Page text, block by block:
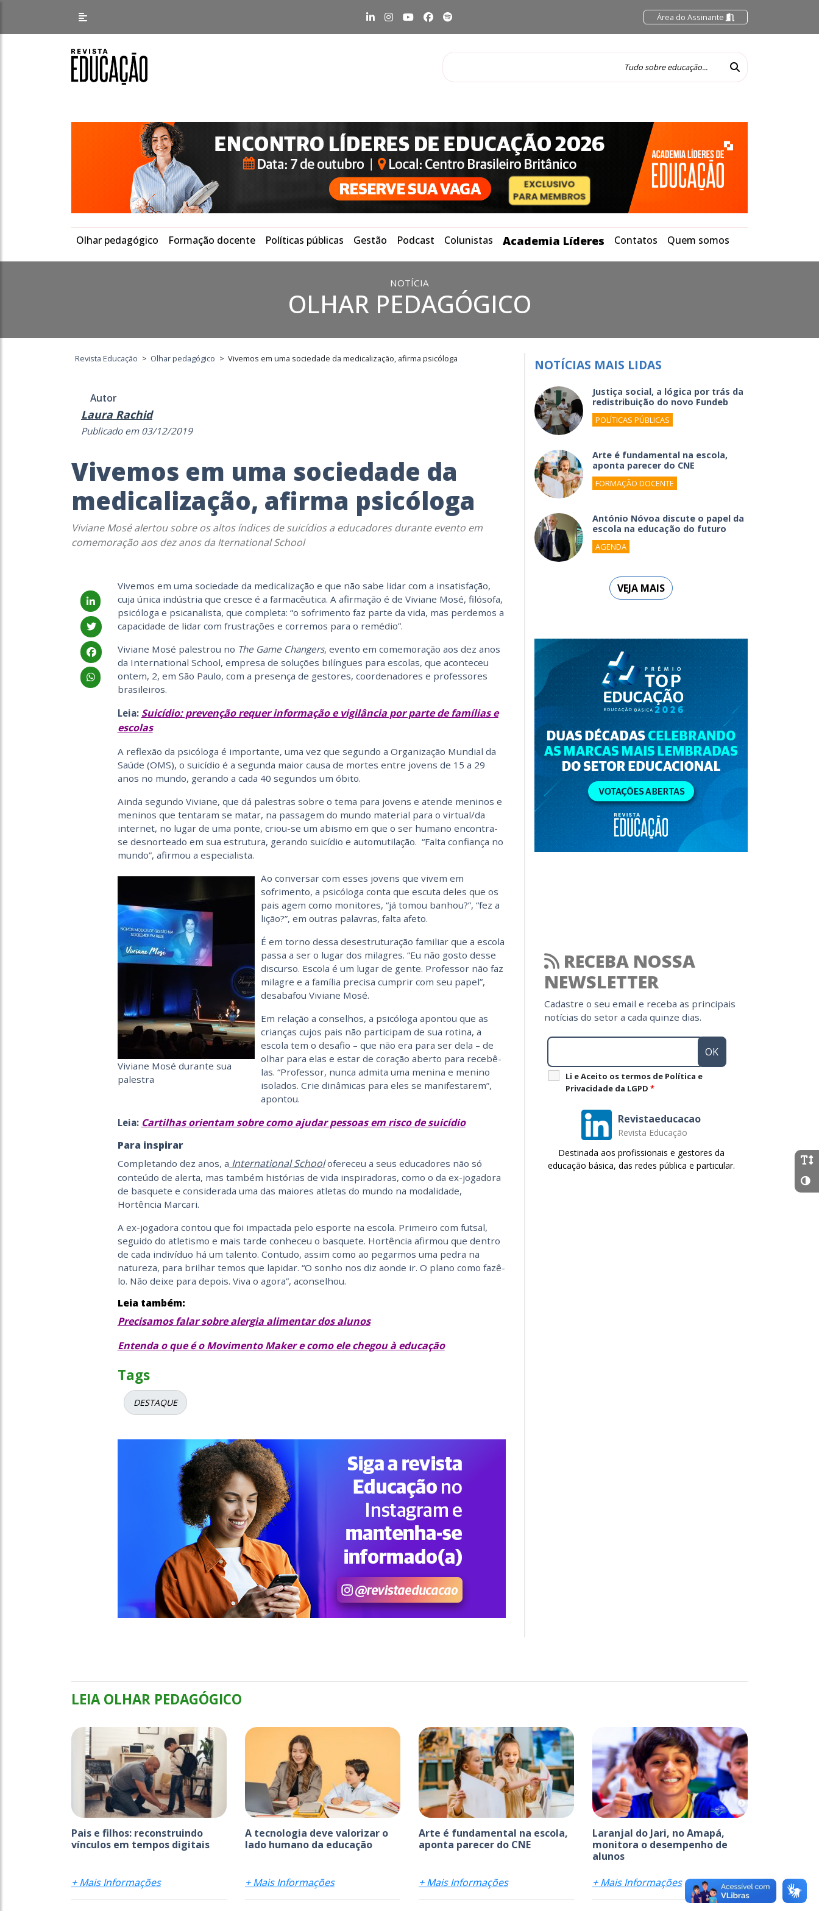
Área do Assinante
Olhar pedagógico Formação docente Políticas públicas Gestão Podcast Colunistas Academia Líderes Contatos Quem somos
NOTÍCIA
OLHAR PEDAGÓGICO
Revista Educação > Olhar pedagógico > Vivemos em uma sociedade da medicalização, afirma psicóloga
Autor
Laura Rachid
Publicado em 03/12/2019
Vivemos em uma sociedade da
medicalização, afirma psicóloga
Viviane Mosé alertou sobre os altos índices de suicídios a educadores durante evento em
comemoração aos dez anos da Iternational School
Vivemos em uma sociedade da medicalização e que não sabe lidar com a insatisfação,
cuja única indústria que cresce é a farmacêutica. A afirmação é de Viviane Mosé, filósofa,
psicóloga e psicanalista, que completa: “o sofrimento faz parte da vida, mas perdemos a
capacidade de lidar com frustrações e corremos para o remédio”.
Viviane Mosé palestrou no The Game Changers, evento em comemoração aos dez anos
da International School, empresa de soluções bilíngues para escolas, que aconteceu
ontem, 2, em São Paulo, com a presença de gestores, coordenadores e professores
brasileiros.
Leia: Suicídio: prevenção requer informação e vigilância por parte de famílias e
escolas
A reflexão da psicóloga é importante, uma vez que segundo a Organização Mundial da
Saúde (OMS), o suicídio é a segunda maior causa de mortes entre jovens de 15 a 29
anos no mundo, gerando a cada 40 segundos um óbito.
Ainda segundo Viviane, que dá palestras sobre o tema para jovens e atende meninos e
meninos que tentaram se matar, na passagem do mundo material para o virtual/da
internet, no lugar de uma ponte, criou-se um abismo em que o ser humano encontra-
se desnorteado em sua estrutura, gerando suicídio e automutilação. “Falta confiança no
mundo”, afirmou a especialista.
Viviane Mosé durante sua
palestra
Ao conversar com esses jovens que vivem em
sofrimento, a psicóloga conta que escuta deles que os
pais agem como monitores, “já tomou banhou?”, “fez a
lição?”, em outras palavras, falta afeto.
É em torno dessa desestruturação familiar que a escola
passa a ser o lugar dos milagres. “Eu não gosto desse
discurso. Escola é um lugar de gente. Professor não faz
milagre e a família precisa cumprir com seu papel”,
desabafou Viviane Mosé.
Em relação a conselhos, a psicóloga apontou que as
crianças cujos pais não participam de sua rotina, a
escola tem o desafio – que não era para ser dela – de
olhar para elas e estar de coração aberto para recebê-
las. “Professor, nunca admita uma menina e menino
isolados. Crie dinâmicas para eles se manifestarem”,
apontou.
Leia: Cartilhas orientam sobre como ajudar pessoas em risco de suicídio
Para inspirar
Completando dez anos, a International Schoolofereceu a seus educadores não só
conteúdo de alerta, mas também histórias de vida inspiradoras, como o da ex-jogadora
de basquete e considerada uma das maiores atletas do mundo na modalidade,
Hortência Marcari.
A ex-jogadora contou que foi impactada pelo esporte na escola. Primeiro com futsal,
seguido do atletismo e mais tarde conheceu o basquete. Hortência afirmou que dentro
de cada indivíduo há um talento. Contudo, assim como ao pegarmos uma pedra na
natureza, para brilhar temos que lapidar. “O sonho nos diz aonde ir. O plano como fazê-
lo. Não deixe para depois. Viva o agora”, aconselhou.
Leia também:
Precisamos falar sobre alergia alimentar dos alunos
Entenda o que é o Movimento Maker e como ele chegou à educação
Tags
DESTAQUE
NOTÍCIAS MAIS LIDAS
Justiça social, a lógica por trás da
redistribuição do novo Fundeb
POLÍTICAS PÚBLICAS
Arte é fundamental na escola,
aponta parecer do CNE
FORMAÇÃO DOCENTE
António Nóvoa discute o papel da
escola na educação do futuro
AGENDA
VEJA MAIS
RECEBA NOSSA
NEWSLETTER
Cadastre o seu email e receba as principais
notícias do setor a cada quinze dias.
Li e Aceito os termos de Política e
Privacidade da LGPD *
Revistaeducacao
Revista Educação
Destinada aos profissionais e gestores da
educação básica, das redes pública e particular.
LEIA OLHAR PEDAGÓGICO
Pais e filhos: reconstruindo
vínculos em tempos digitais
+ Mais Informações
A tecnologia deve valorizar o
lado humano da educação
+ Mais Informações
Arte é fundamental na escola,
aponta parecer do CNE
+ Mais Informações
Laranjal do Jari, no Amapá,
monitora o desempenho de
alunos
+ Mais Informações